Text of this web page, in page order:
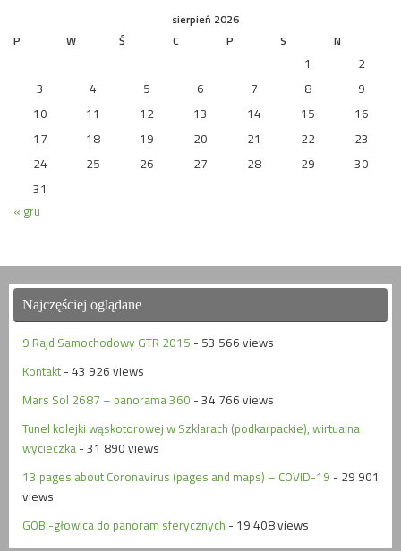
sierpień 2026
P
W Ś C P S N
1
2
3
4 5 6 7 8
9
10
11 12 13 14 15
16
17
18 19 20 21 22
23
24
25 26 27 28 29
30
31
« gru
Najczęściej oglądane
9 Rajd Samochodowy GTR 2015 - 53 566 views
Kontakt - 43 926 views
Mars Sol 2687 – panorama 360 - 34 766 views
Tunel kolejki wąskotorowej w Szklarach (podkarpackie), wirtualna
wycieczka - 31 890 views
13 pages about Coronavirus (pages and maps) – COVID-19 - 29 901
views
GOBI-głowica do panoram sferycznych - 19 408 views